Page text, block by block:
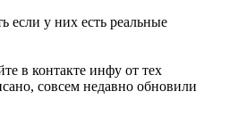
если у них есть реальные
в контакте инфу от тех
совсем недавно обновили